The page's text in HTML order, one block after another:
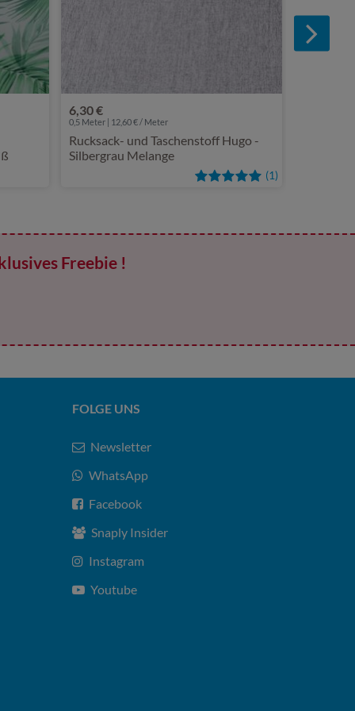
(1)
6,30 €
0,5 Meter | 12,60 € / Meter
Rucksack- und Taschenstoff Hugo -
Silbergrau Melange
Freebie !
FOLGE UNS
Newsletter
WhatsApp
Facebook
Snaply Insider
Instagram
Youtube